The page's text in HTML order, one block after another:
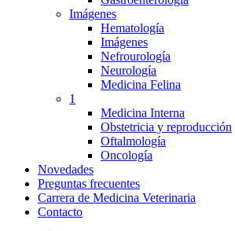
Imágenes
Hematología
Imágenes
Nefrourología
Neurología
Medicina Felina
1
Medicina Interna
Obstetricia y reproducción
Oftalmología
Oncología
Novedades
Preguntas frecuentes
Carrera de Medicina Veterinaria
Contacto